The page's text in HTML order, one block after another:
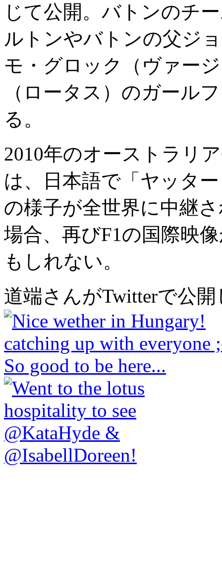
じて公開。バトンのチ
ルトンやバトンの父ジ
モ・グロック（ヴァー
（ロータス）のガール
る。
2010年のオーストラリ
は、日本語で「ヤッタ
の様子が全世界に中継
場合、再びF1の国際映
もしれない。
道端さんがTwitterで公